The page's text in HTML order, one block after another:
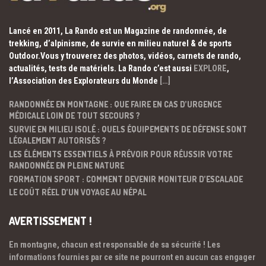
Lancé en 2011, La Rando est un Magazine de randonnée, de
trekking, d’alpinisme, de survie en milieu naturel & de sports
Outdoor.Vous y trouverez des photos, vidéos, carnets de rando,
actualités, tests de matériels. La Rando c’est aussi EXPLORE,
l’Association des Explorateurs du Monde […]
RANDONNÉE EN MONTAGNE : QUE FAIRE EN CAS D’URGENCE
MÉDICALE LOIN DE TOUT SECOURS ?
SURVIE EN MILIEU ISOLÉ : QUELS ÉQUIPEMENTS DE DÉFENSE SONT
LÉGALEMENT AUTORISÉS ?
LES ÉLÉMENTS ESSENTIELS À PRÉVOIR POUR RÉUSSIR VOTRE
RANDONNÉE EN PLEINE NATURE
FORMATION SPORT : COMMENT DEVENIR MONITEUR D’ESCALADE
LE COÛT RÉEL D’UN VOYAGE AU NÉPAL
AVERTISSEMENT !
En montagne, chacun est responsable de sa sécurité ! Les
informations fournies par ce site ne pourront en aucun cas engager